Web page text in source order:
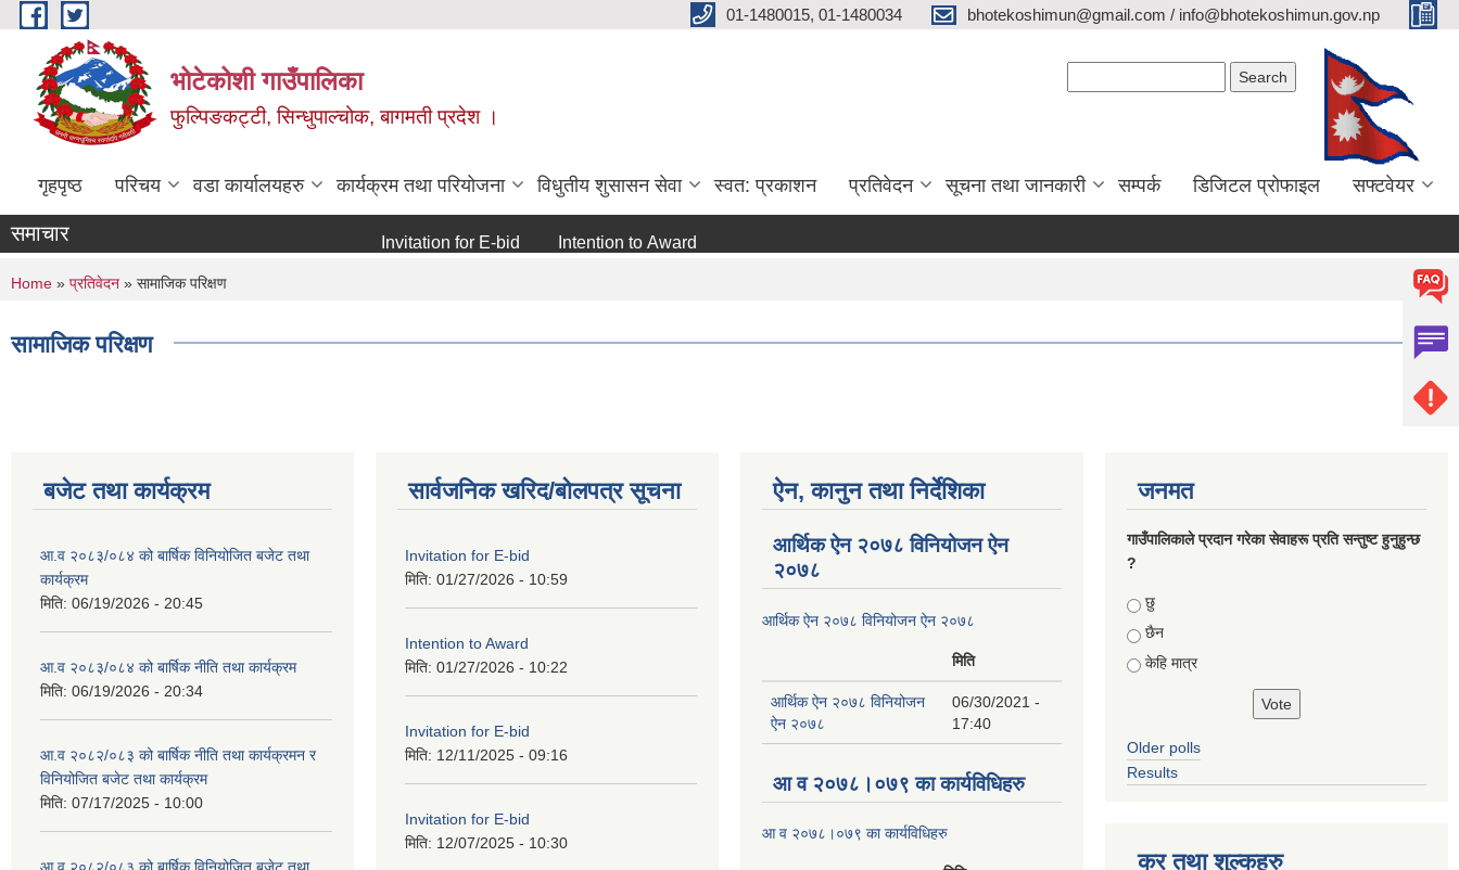
Skip to main content 01-1480015, 01-1480034 bhotekoshimun@gmail.com / info@bhotekoshimun.gov.np
भोटेकोशी गाउँपालिका
फुल्पिङकट्टी, सिन्धुपाल्चोक, बागमती प्रदेश ।
गृहपृष्ठ परिचय वडा कार्यालयहरु कार्यक्रम तथा परियोजना विधुतीय शुसासन सेवा स्वत: प्रकाशन प्रतिवेदन सूचना तथा जानकारी सम्पर्क डिजिटल प्रोफाइल सफ्टवेयर
समाचार Invitation for E-bid Intention to Award
You are here
Home » प्रतिवेदन » सामाजिक परिक्षण
सामाजिक परिक्षण
बजेट तथा कार्यक्रम
आ.व २०८३/०८४ को बार्षिक विनियोजित बजेट तथा
कार्यक्रम
मिति: 06/19/2026 - 20:45
आ.व २०८३/०८४ को बार्षिक नीति तथा कार्यक्रम
मिति: 06/19/2026 - 20:34
आ.व २०८२/०८३ को बार्षिक नीति तथा कार्यक्रमन र
विनियोजित बजेट तथा कार्यक्रम
मिति: 07/17/2025 - 10:00
सार्वजनिक खरिद/बोलपत्र सूचना
Invitation for E-bid
मिति: 01/27/2026 - 10:59
Intention to Award
मिति: 01/27/2026 - 10:22
Invitation for E-bid
मिति: 12/11/2025 - 09:16
Invitation for E-bid
मिति: 12/07/2025 - 10:30
ऐन, कानुन तथा निर्देशिका
आर्थिक ऐन २०७८ विनियोजन ऐन
२०७८
आर्थिक ऐन २०७८ विनियोजन ऐन २०७८
मिति
आर्थिक ऐन २०७८ विनियोजन
ऐन २०७८
06/30/2021 -
17:40
आ व २०७८।०७९ का कार्यविधिहरु
आ व २०७८।०७९ का कार्यविधिहरु
जनमत
गाउँपालिकाले प्रदान गरेका सेवाहरू प्रति सन्तुष्ट हुनुहुन्छ
?
Choices
छु
छैन
केहि मात्र
Older polls
Results
कर तथा शुल्कहरु